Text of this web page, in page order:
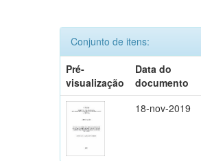
Conjunto de itens:
Pré-
visualização
Data do
documento
18-nov-2019